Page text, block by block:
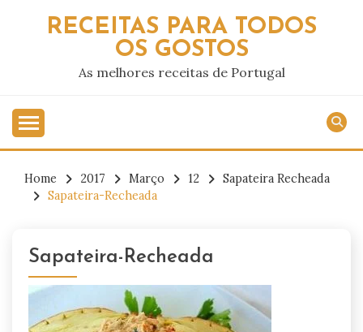
RECEITAS PARA TODOS
OS GOSTOS
As melhores receitas de Portugal
Home 2017 Março 12
Sapateira Recheada
Sapateira-Recheada
Sapateira-Recheada